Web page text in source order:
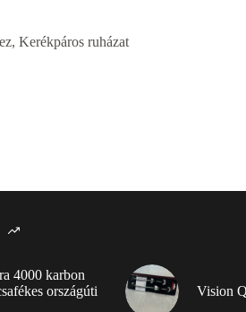
, Kerékpáros ruházat
4000 karbon
országúti
Vision